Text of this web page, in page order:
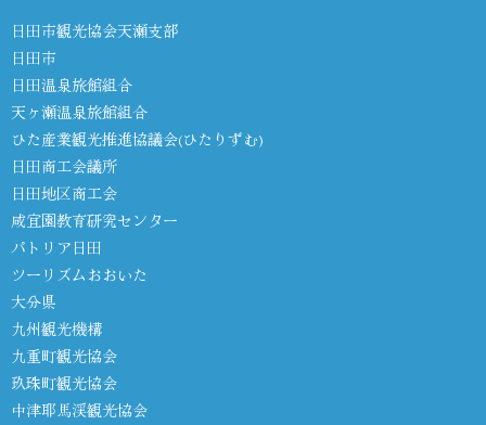
日田市観光協会天瀬支部
日田市
日田温泉旅館組合
天ヶ瀬温泉旅館組合
ひた産業観光推進協議会(ひたりずむ)
日田商工会議所
日田地区商工会
咸宜園教育研究センター
パトリア日田
ツーリズムおおいた
大分県
九州観光機構
九重町観光協会
玖珠町観光協会
中津耶馬渓観光協会